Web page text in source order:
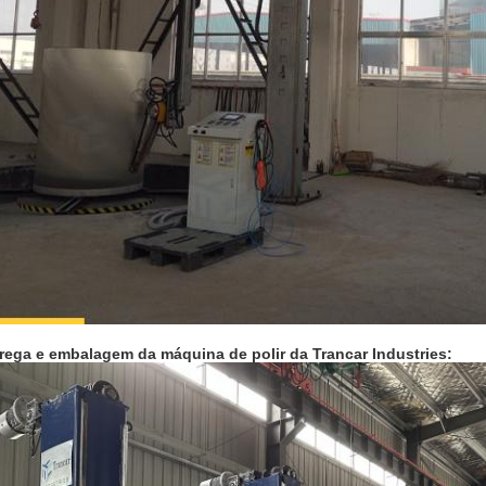
e embalagem da máquina de polir da Trancar Industries: